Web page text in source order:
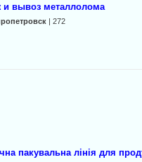
и вывоз металлолома
| 272
пакувальна лінія для